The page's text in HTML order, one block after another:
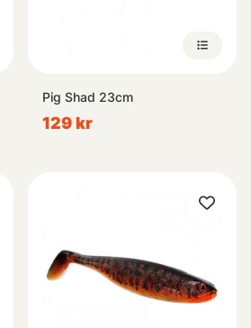
Pig Shad 23cm
129 kr